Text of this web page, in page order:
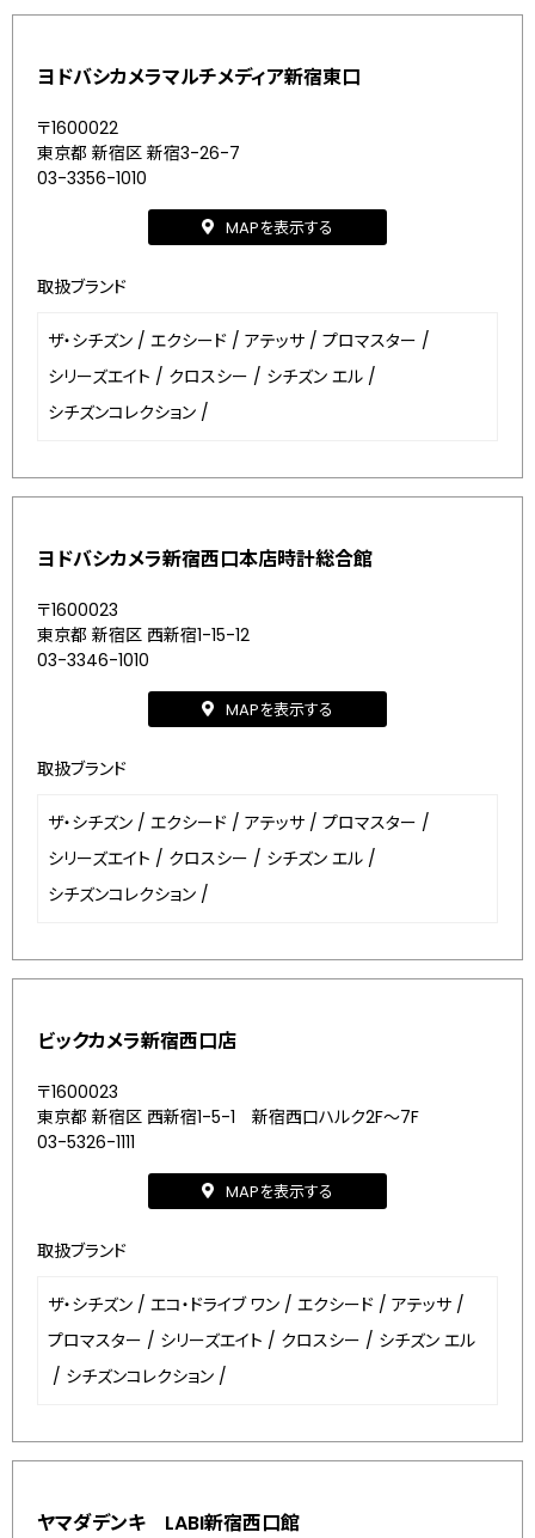
ヨドバシカメラマルチメディア新宿東口
〒1600022
東京都 新宿区 新宿3-26-7
03-3356-1010
MAPを表示する
取扱ブランド
ザ・シチズン / エクシード / アテッサ / プロマスター /
シリーズエイト / クロスシー / シチズン エル /
シチズンコレクション /
ヨドバシカメラ新宿西口本店時計総合館
〒1600023
東京都 新宿区 西新宿1-15-12
03-3346-1010
MAPを表示する
取扱ブランド
ザ・シチズン / エクシード / アテッサ / プロマスター /
シリーズエイト / クロスシー / シチズン エル /
シチズンコレクション /
ビックカメラ新宿西口店
〒1600023
東京都 新宿区 西新宿1-5-1 新宿西口ハルク2F～7F
03-5326-1111
MAPを表示する
取扱ブランド
ザ・シチズン / エコ・ドライブ ワン / エクシード / アテッサ /
プロマスター / シリーズエイト / クロスシー / シチズン エル
/ シチズンコレクション /
ヤマダデンキ LABI新宿西口館